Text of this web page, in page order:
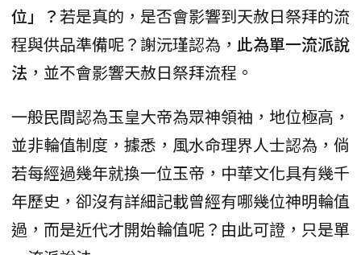
位」？ 若是真的，是否會影響到天赦日祭拜的流
程與供品準備呢？謝沅瑾認為， 此為單一流派說
法 ，並不會影響天赦日祭拜流程。
一般民間認為玉皇大帝為眾神領袖，地位極高，
並非輪值制度，據悉，風水命理界人士認為，倘
若每經過幾年就換一位玉帝，中華文化具有幾千
年歷史，卻沒有詳細記載曾經有哪幾位神明輪值
過，而是近代才開始輪值呢？由此可證，只是單